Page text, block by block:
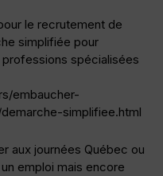
le recrutement de
simplifiée pour
professions spécialisées
embaucher-
simplifiee.html
aux journées Québec ou
emploi mais encore